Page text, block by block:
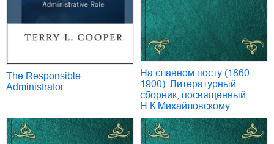
The Responsible
Administrator
На славном посту (1860-
1900). Литературный
сборник, посвященный
Н.К.Михайловскому